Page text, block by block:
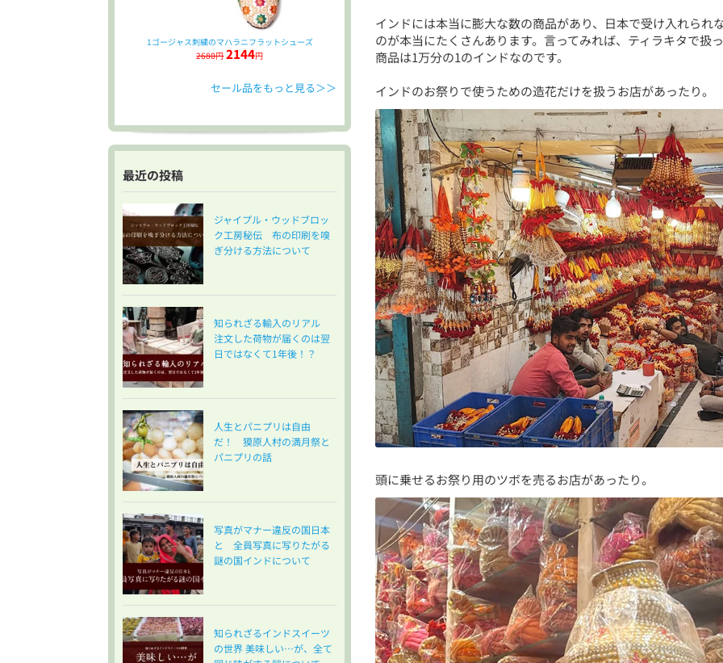
インドには本当に膨大な数の商品があり、日本で受け入れら
のが本当にたくさんあります。言ってみれば、ティラキタで扱
商品は1万分の1のインドなのです。
インドのお祭りで使うための造花だけを扱うお店があったり。
頭に乗せるお祭り用のツボを売るお店があったり。
1ゴージャス刺繍のマハラニフラットシューズ
2680円2144円
セール品をもっと見る＞＞
最近の投稿
ジャイプル・ウッドブロッ
ク工房秘伝 布の印刷を嗅
ぎ分ける方法について
知られざる輸入のリアル
注文した荷物が届くのは翌
日ではなくて1年後！？
人生とパニプリは自由
だ！ 獏原人村の満月祭と
パニプリの話
写真がマナー違反の国日本
と 全員写真に写りたがる
謎の国インドについて
知られざるインドスイーツ
の世界 美味しい…が、全て